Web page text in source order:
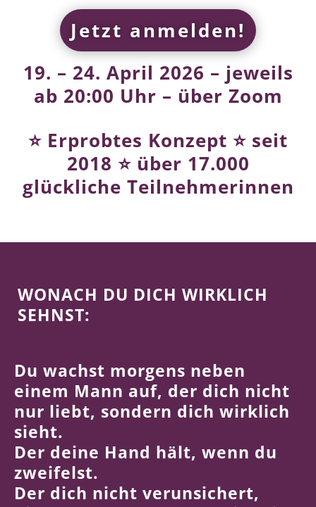
Jetzt anmelden!
19. – 24. April 2026 – jeweils
ab 20:00 Uhr – über Zoom
⭐ Erprobtes Konzept ⭐ seit
2018 ⭐ über 17.000
glückliche Teilnehmerinnen
WONACH DU DICH WIRKLICH
SEHNST:
Du wachst morgens neben
einem Mann auf, der dich nicht
nur liebt, sondern dich wirklich
sieht.
Der deine Hand hält, wenn du
zweifelst.
Der dich nicht verunsichert,